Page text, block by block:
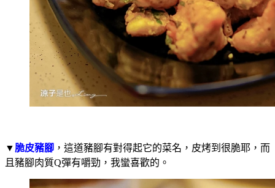
▼ 脆皮豬腳 ，這道豬腳有對得起它的菜名，皮烤到很脆耶，而
且豬腳肉質Q彈有嚼勁，我蠻喜歡的。